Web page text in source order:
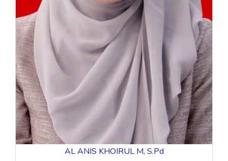
AL ANIS KHOIRUL M, S.Pd